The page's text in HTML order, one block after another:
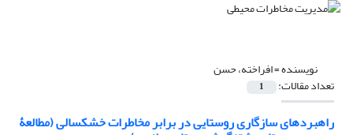
نویسنده =افراخته، حسن
تعداد مقالات: 1
راهبردهای سازگاری روستایی در برابر مخاطرات خشکسالی (مطالعۀ